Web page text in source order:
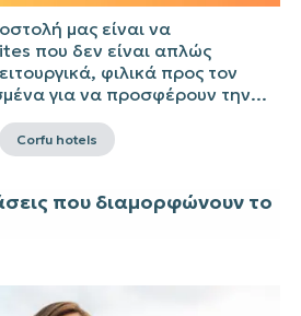
μας είναι να
που δεν είναι απλώς
φιλικά προς τον
για να προσφέρουν την...
Corfu hotels
που διαμορφώνουν το